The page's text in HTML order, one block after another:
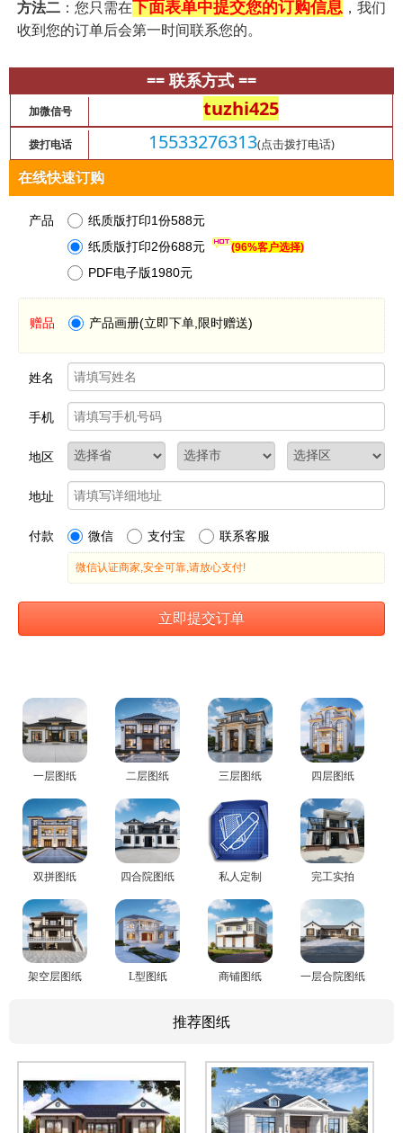
方法二：您只需在下面表单中提交您的订购信息，我们
收到您的订单后会第一时间联系您的。
== 联系方式 ==
加微信号 tuzhi425
拨打电话 15533276313(点击拨打电话)
一层图纸 二层图纸 三层图纸 四层图纸
双拼图纸 四合院图纸 私人定制 完工实拍
架空层图纸 L型图纸 商铺图纸 一层合院图纸
推荐图纸